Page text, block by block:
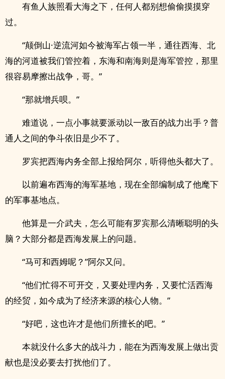
有鱼人族照看大海之下，任何人都别想偷偷摸摸穿
过。
“颠倒山·逆流河如今被海军占领一半，通往西海、北
海的河道被我们管控着，东海和南海则是海军管控，那里
很容易摩擦出战争，哥。”
“那就增兵呗。”
难道说，一点小事就要派动以一敌百的战力出手？普
通人之间的争斗依旧是少不了。
罗宾把西海内务全部上报给阿尔，听得他头都大了。
以前遍布西海的海军基地，现在全部编制成了他麾下
的军事基地点。
他算是一介武夫，怎么可能有罗宾那么清晰聪明的头
脑？大部分都是西海发展上的问题。
“马可和西姆呢？”阿尔又问。
“他们忙得不可开交，又要处理内务，又要忙活西海
的经贸，如今成为了经济来源的核心人物。”
“好吧，这也许才是他们所擅长的吧。”
本就没什么多大的战斗力，能在为西海发展上做出贡
献也是没必要去打扰他们了。